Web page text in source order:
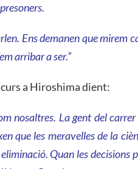
Ens demanen que mirem
arribar a ser.”
a Hiroshima dient:
nosaltres. La gent del
que les meravelles de la
Quan les decisions